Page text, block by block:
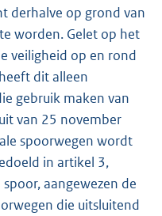
derhalve op grond van
worden. Gelet op het
veiligheid op en rond
dit alleen
gebruik maken van
van 25 november
spoorwegen wordt
in artikel 3,
aangewezen de
die uitsluitend